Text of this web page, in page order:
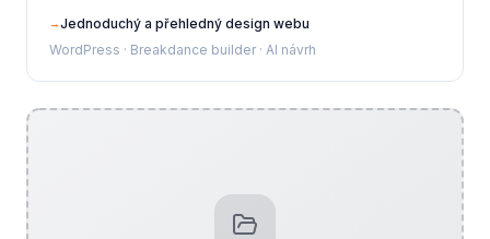
→Jednoduchý a přehledný design webu
WordPress · Breakdance builder · AI návrh